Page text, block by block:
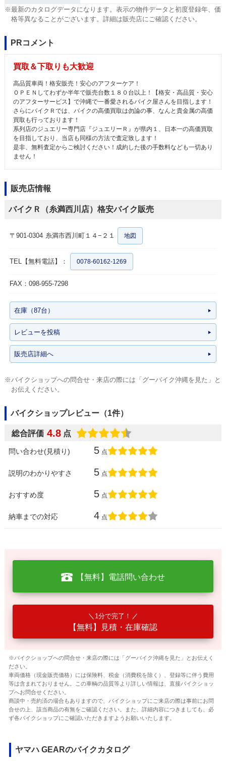
※最新のカタログデータになります。表示の物件データと初度登録年、価
格等異なることがございます。詳細は販売店にご確認ください。
PRコメント
買取＆下取りも大歓迎
高品質車両！格安販売！安心のアフターケア！
ＯＰＥＮしてわずか半年で販売台数１８０台以上！【格安・高品質・安心
のアフターサービス】で沖縄で一番愛されるバイク屋さんを目指します！
さらにバイクＲでは、バイクの高価買取は勿論の事、なんと貴金属の高価
買取も行っております！
系列店のジュエリー専門店『ジュエリーＲ』が県内１、日本一の高価買取
を目指しており、当店も同様の方法で査定致します！
是非、無料査定からご検討ください！成約した後の手数料なども一切あり
ません！
販売店情報
バイクＲ（糸満西川店）格安バイク販売
〒901-0304 糸満市西川町１４−２１ 地図
TEL【無料電話】： 0078-60162-1269
FAX：098-955-7298
在庫（87台）
レビューを投稿
販売店詳細へ
※バイクショップへの問合せ・来店の際には「グーバイク沖縄を見た」と
お伝えください。
バイクショップレビュー（1件）
総合評価 4.8 点
問い合わせ(見積り) 5 点
説明のわかりやすさ 5 点
おすすめ度 5 点
納車までの対応 4 点
【無料】電話問い合わせ
1分で完了！
【無料】見積・在庫確認
※バイクショップへの問合せ・来店の際には「グーバイク沖縄を見た」とお伝えく
ださい。
車両価格（現金販売価格）には保険料、税金（消費税を除く）、登録等に伴う費用
等は含まれておりません。この車輌の品質等より詳しい情報は、直接バイクショッ
プへお問合せください。
商談中・売約済の場合もありますので、バイクショップにご来店の際は事前にお問
合せの上、該当商品の有無をご確認ください。また、詳細内容につきましても、必
ず各バイクショップにご確認いただきますようお願いいたします。
ヤマハ GEARのバイクカタログ